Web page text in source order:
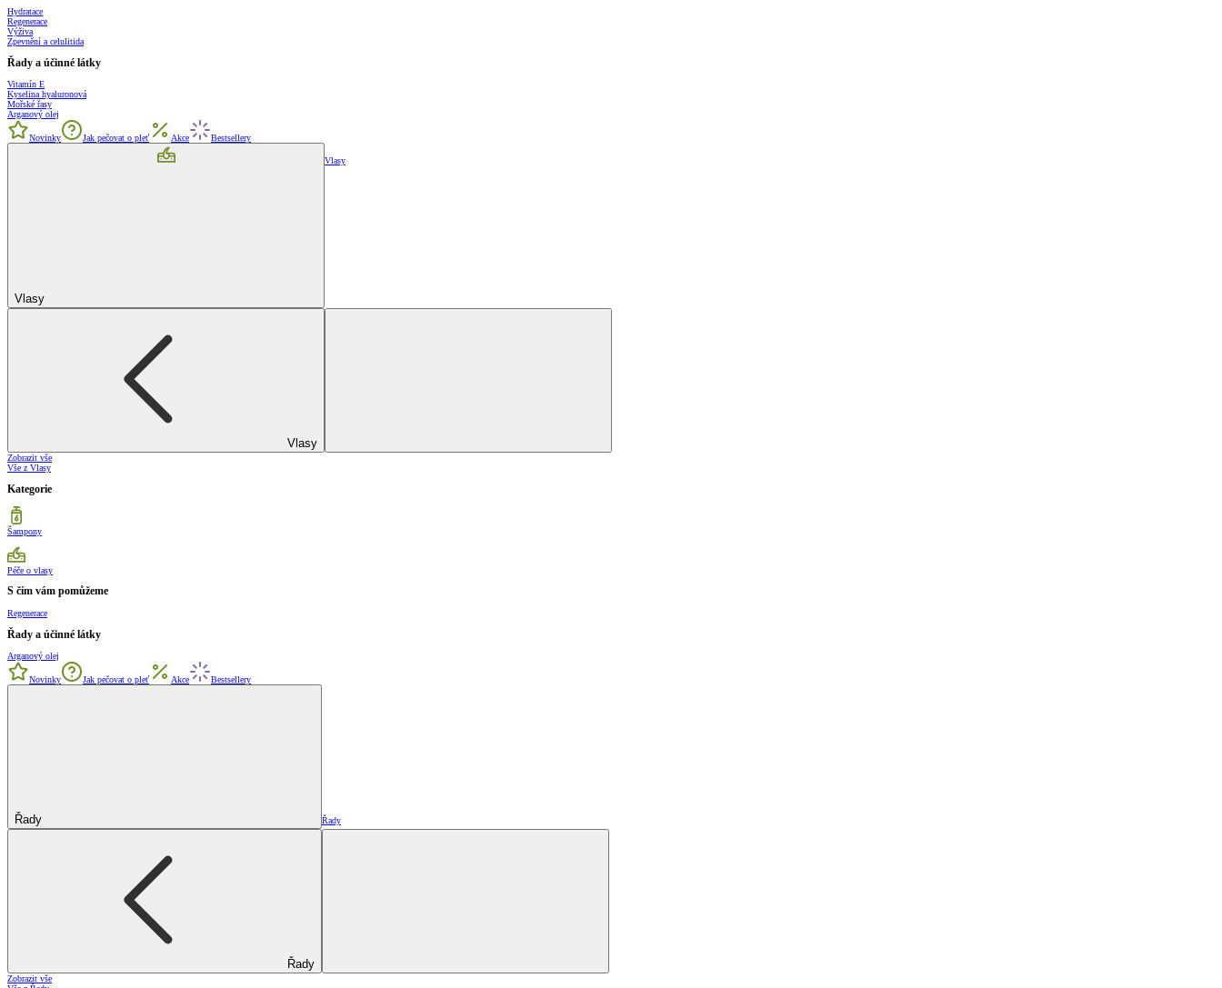
Hydratace
Regenerace
Výživa
Zpevnění a celulitida
Řady a účinné látky
Vitamín E
Kyselina hyaluronová
Mořské řasy
Arganový olej
Novinky Jak pečovat o pleť Akce Bestsellery
Vlasy
Vlasy
Vlasy
Zobrazit vše
Vše z Vlasy
Kategorie
Šampony
Péče o vlasy
S čím vám pomůžeme
Regenerace
Řady a účinné látky
Arganový olej
Novinky Jak pečovat o pleť Akce Bestsellery
Řady Řady
Řady
Zobrazit vše